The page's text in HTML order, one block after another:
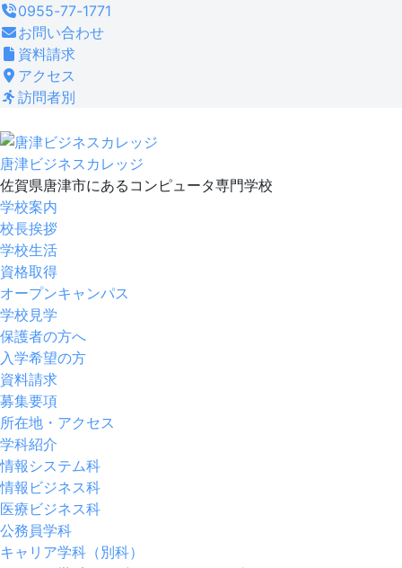
コ
ン
テ
ン
ツ
ス
キ
ッ
プ
0955-77-1771
お問い合わせ
資料請求
アクセス
訪問者別
唐津ビジネスカレッジ
佐賀県唐津市にあるコンピュータ専門学校
学校案内
校長挨拶
学校生活
資格取得
オープンキャンパス
学校見学
保護者の方へ
入学希望の方
資料請求
募集要項
所在地・アクセス
学科紹介
情報システム科
情報ビジネス科
医療ビジネス科
公務員学科
キャリア学科（別科）